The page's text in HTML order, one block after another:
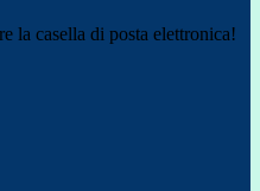
la casella di posta elettronica!